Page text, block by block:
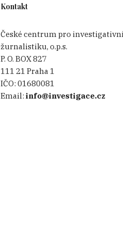
Kontakt
České centrum pro investigativní
žurnalistiku, o.p.s.
P. O. BOX 827
111 21 Praha 1
IČO: 01680081
Email: info@investigace.cz